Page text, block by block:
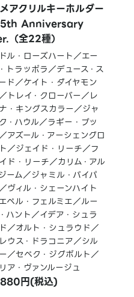
アクリルキーホルダー
Anniversary
（全22種）
ル・ローズハート／エー
トラッポラ／デュース・ス
ド／ケイト・ダイヤモン
トレイ・クローバー／レ
・キングスカラー／ジャ
・ハウル／ラギー・ブッ
アズール・アーシェングロ
／ジェイド・リーチ／フ
ド・リーチ／カリム・アル
ーム／ジャミル・バイパ
ヴィル・シェーンハイト
ペル・フェルミエ／ルー
ハント／イデア・シュラ
／オルト・シュラウド／
ウス・ドラコニア／シル
／セベク・ジグボルト／
ア・ヴァンルージュ
円(税込)